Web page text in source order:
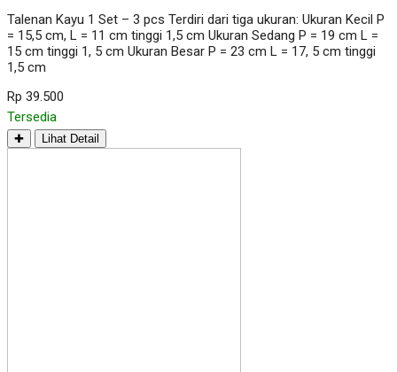
Talenan Kayu 1 Set – 3 pcs Terdiri dari tiga ukuran: Ukuran Kecil P
= 15,5 cm, L = 11 cm tinggi 1,5 cm Ukuran Sedang P = 19 cm L =
15 cm tinggi 1, 5 cm Ukuran Besar P = 23 cm L = 17, 5 cm tinggi
1,5 cm
Rp 39.500
Tersedia
✚ Lihat Detail